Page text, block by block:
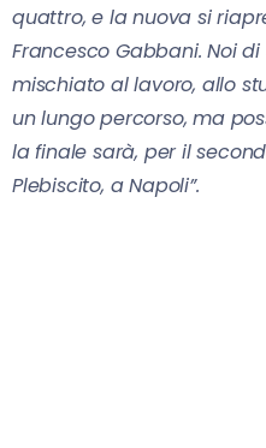
quattro, e la nuova si
Francesco Gabbani. Noi
mischiato al lavoro, allo
un lungo percorso, ma
la finale sarà, per il
Plebiscito, a Napoli”.